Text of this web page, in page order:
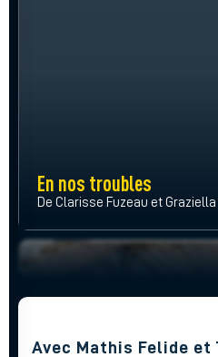
En nos troubles
De Clarisse Fuzeau et
Avec Mathis Felide et